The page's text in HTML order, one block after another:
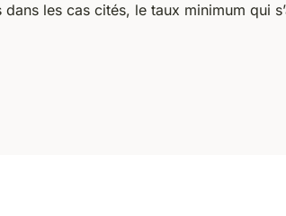
les cas cités, le taux minimum qui